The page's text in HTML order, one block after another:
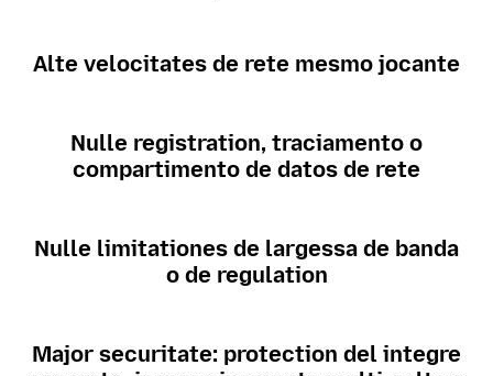
Alte velocitates de rete mesmo jocante
Nulle registration, traciamento o
compartimento de datos de rete
Nulle limitationes de largessa de banda
o de regulation
Major securitate: protection del integre